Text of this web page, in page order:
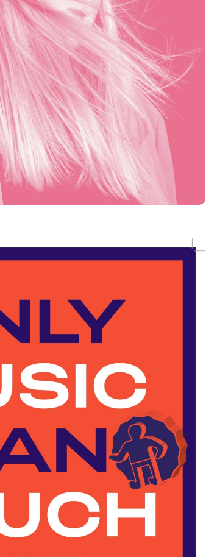
par la détention d’un billet.
est limité à 150 personnes pour cet
est, quand à elle, limitée à 50 personnes,
demander de quitter celle-ci une fois la